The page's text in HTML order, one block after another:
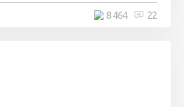
22
8 464